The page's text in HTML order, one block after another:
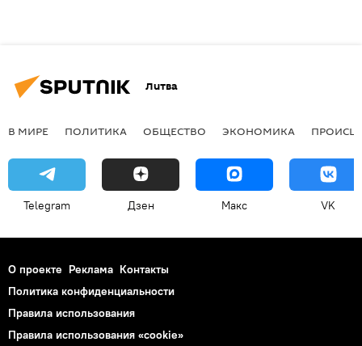
Литва
В МИРЕ ПОЛИТИКА ОБЩЕСТВО ЭКОНОМИКА
Telegram Дзен Макс VK
О проекте Реклама Контакты
Политика конфиденциальности
Правила использования
Правила использования «cookie»